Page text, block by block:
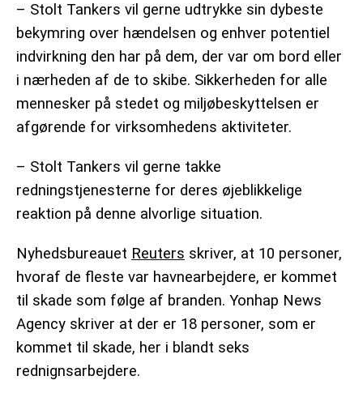
– Stolt Tankers vil gerne udtrykke sin dybeste
bekymring over hændelsen og enhver potentiel
indvirkning den har på dem, der var om bord eller
i nærheden af ​​de to skibe. Sikkerheden for alle
mennesker på stedet og miljøbeskyttelsen er
afgørende for virksomhedens aktiviteter.
– Stolt Tankers vil gerne takke
redningstjenesterne for deres øjeblikkelige
reaktion på denne alvorlige situation.
Nyhedsbureauet Reuters skriver, at 10 personer,
hvoraf de fleste var havnearbejdere, er kommet
til skade som følge af branden. Yonhap News
Agency skriver at der er 18 personer, som er
kommet til skade, her i blandt seks
rednignsarbejdere.